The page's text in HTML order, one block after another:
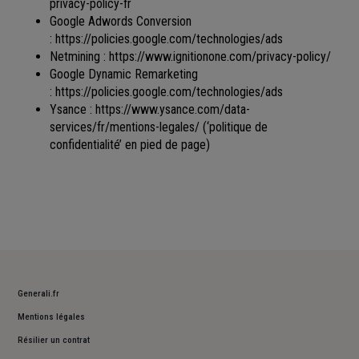
privacy-policy-fr
Google Adwords Conversion
: https://policies.google.com/technologies/ads
Netmining : https://www.ignitionone.com/privacy-policy/
Google Dynamic Remarketing
: https://policies.google.com/technologies/ads
Ysance : https://www.ysance.com/data-
services/fr/mentions-legales/ (‘politique de
confidentialité’ en pied de page)
Generali.fr
Mentions légales
Résilier un contrat